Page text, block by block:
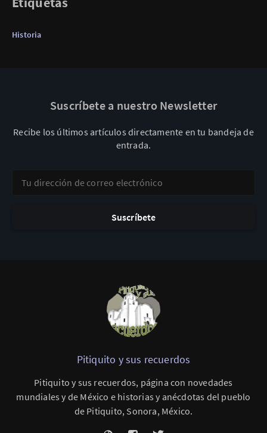
Historia
Suscríbete a nuestro Newsletter
Recibe los últimos artículos directamente en tu bandeja de
entrada.
Suscríbete
Pitiquito y sus recuerdos
Pitiquito y sus recuerdos, página con novedades
mundiales y de México e historias y anécdotas del pueblo
de Pitiquito, Sonora, México.